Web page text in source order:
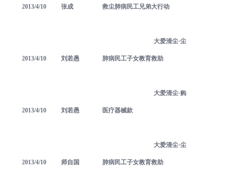
2013/4/10 张成 救尘肺病民工兄弟大行动
2013/4/10 刘若愚
大爱清尘·尘
肺病民工子女教育救助
2013/4/10 刘若愚
大爱清尘·购
医疗器械款
2013/4/10 师自国
大爱清尘·尘
肺病民工子女教育救助